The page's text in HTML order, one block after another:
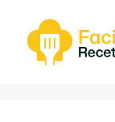
contenido